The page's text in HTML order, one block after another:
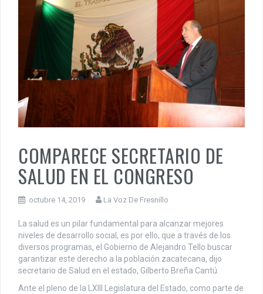
COMPARECE SECRETARIO DE
SALUD EN EL CONGRESO
octubre 14, 2019 La Voz De Fresnillo
La salud es un pilar fundamental para alcanzar mejores
niveles de desarrollo social, es por ello, que a través de los
diversos programas, el Gobierno de Alejandro Tello buscar
garantizar este derecho a la población zacatecana, dijo
secretario de Salud en el estado, Gilberto Breña Cantú.
Ante el pleno de la LXIII Legislatura del Estado, como parte de